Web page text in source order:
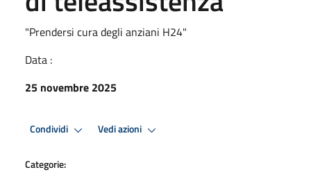
"Prendersi cura degli anziani H24"
Data :
25 novembre 2025
Condividi Vedi azioni
Categorie: